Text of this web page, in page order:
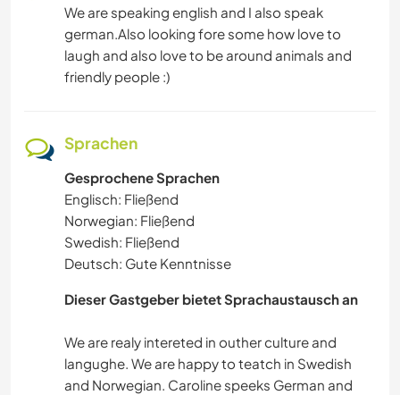
We are speaking english and I also speak
german.Also looking fore some how love to
laugh and also love to be around animals and
friendly people :)
Sprachen
Gesprochene Sprachen
Englisch: Fließend
Norwegian: Fließend
Swedish: Fließend
Deutsch: Gute Kenntnisse
Dieser Gastgeber bietet Sprachaustausch an
We are realy intereted in outher culture and
langughe. We are happy to teatch in Swedish
and Norwegian. Caroline speeks German and